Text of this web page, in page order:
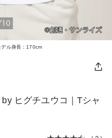
ル身長：170cm
ヒグチユウコ｜Tシャ